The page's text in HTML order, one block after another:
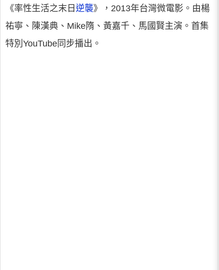
《率性生活之末日 逆襲》，2013年台灣微電影。由楊
祐寧、陳漢典、Mike隋、黃嘉千、馬國賢主演。首集
特別YouTube同步播出。